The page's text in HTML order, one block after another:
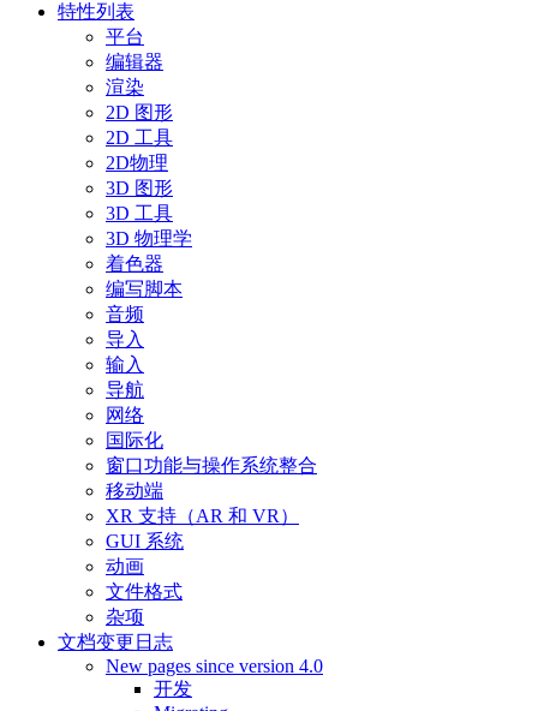
特性列表
平台
编辑器
渲染
2D 图形
2D 工具
2D物理
3D 图形
3D 工具
3D 物理学
着色器
编写脚本
音频
导入
输入
导航
网络
国际化
窗口功能与操作系统整合
移动端
XR 支持（AR 和 VR）
GUI 系统
动画
文件格式
杂项
文档变更日志
New pages since version 4.0
开发